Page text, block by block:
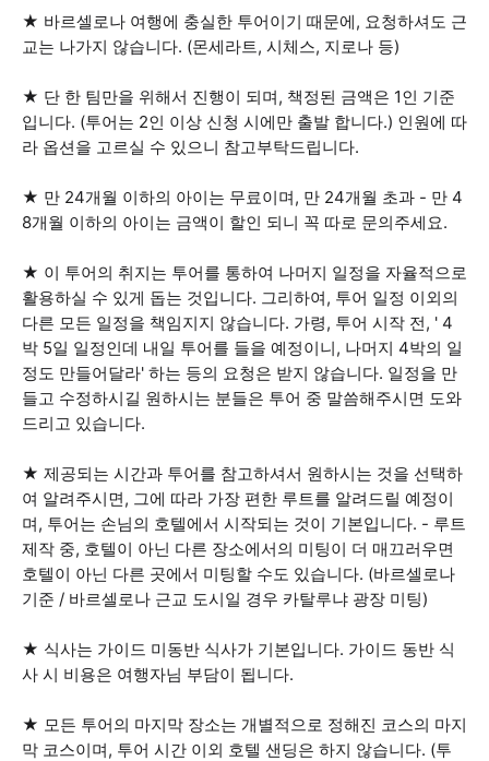
★ 바르셀로나 여행에 충실한 투어이기 때문에, 요청하셔도 근
교는 나가지 않습니다. (몬세라트, 시체스, 지로나 등)
★ 단 한 팀만을 위해서 진행이 되며, 책정된 금액은 1인 기준
입니다. (투어는 2인 이상 신청 시에만 출발 합니다.) 인원에 따
라 옵션을 고르실 수 있으니 참고부탁드립니다.
★ 만 24개월 이하의 아이는 무료이며, 만 24개월 초과 - 만 4
8개월 이하의 아이는 금액이 할인 되니 꼭 따로 문의주세요.
★ 이 투어의 취지는 투어를 통하여 나머지 일정을 자율적으로
활용하실 수 있게 돕는 것입니다. 그리하여, 투어 일정 이외의
다른 모든 일정을 책임지지 않습니다. 가령, 투어 시작 전, ' 4
박 5일 일정인데 내일 투어를 들을 예정이니, 나머지 4박의 일
정도 만들어달라' 하는 등의 요청은 받지 않습니다. 일정을 만
들고 수정하시길 원하시는 분들은 투어 중 말씀해주시면 도와
드리고 있습니다.
★ 제공되는 시간과 투어를 참고하셔서 원하시는 것을 선택하
여 알려주시면, 그에 따라 가장 편한 루트를 알려드릴 예정이
며, 투어는 손님의 호텔에서 시작되는 것이 기본입니다. - 루트
제작 중, 호텔이 아닌 다른 장소에서의 미팅이 더 매끄러우면
호텔이 아닌 다른 곳에서 미팅할 수도 있습니다. (바르셀로나
기준 / 바르셀로나 근교 도시일 경우 카탈루냐 광장 미팅)
★ 식사는 가이드 미동반 식사가 기본입니다. 가이드 동반 식
사 시 비용은 여행자님 부담이 됩니다.
★ 모든 투어의 마지막 장소는 개별적으로 정해진 코스의 마지
막 코스이며, 투어 시간 이외 호텔 샌딩은 하지 않습니다. (투